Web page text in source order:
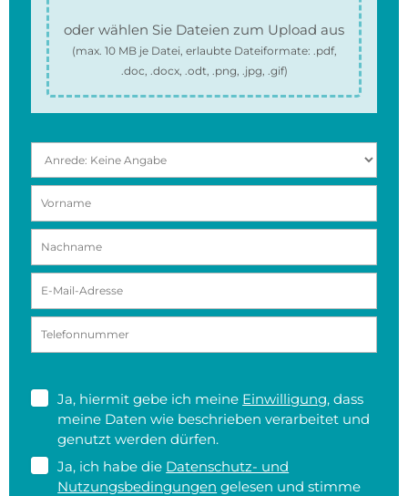
oder wählen Sie Dateien zum Upload aus
(max. 10 MBje Datei, erlaubte Dateiformate: .pdf,
.doc, .docx, .odt, .png, .jpg, .gif)
Ja, hiermit gebe ich meine Einwilligung, dass
meine Daten wie beschrieben verarbeitet und
genutzt werden dürfen.
Ja, ich habe die Datenschutz- und
Nutzungsbedingungen gelesen und stimme